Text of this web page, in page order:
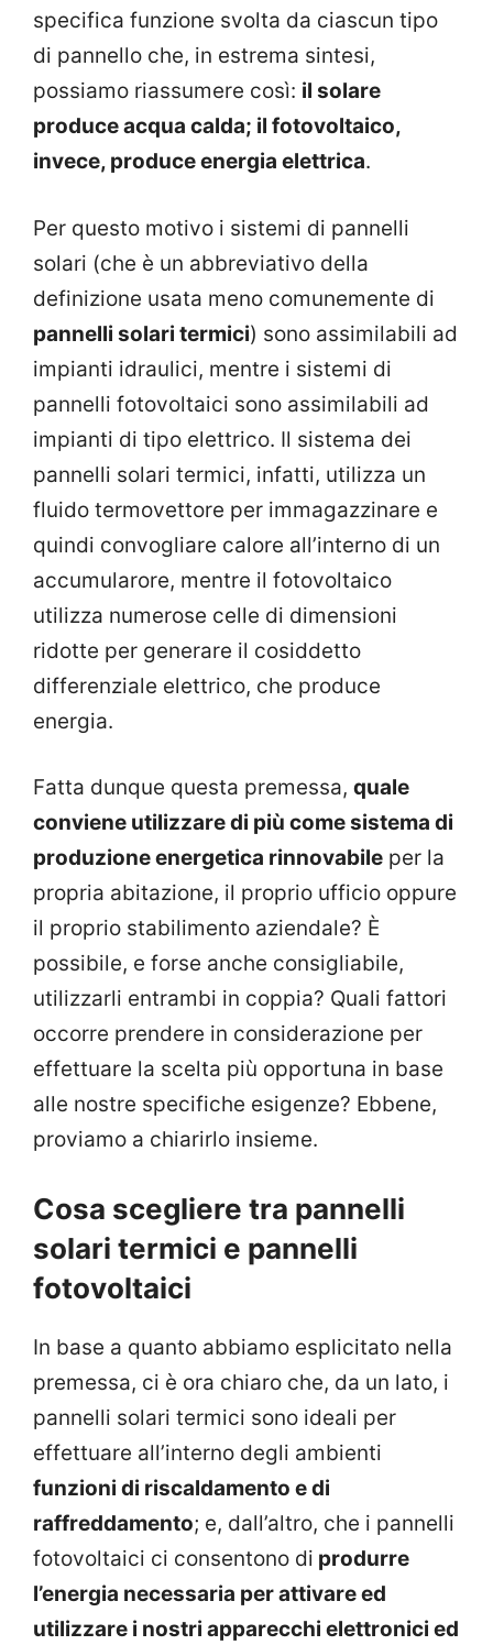
specifica funzione svolta da ciascun tipo
di pannello che, in estrema sintesi,
possiamo riassumere così: il solare
produce acqua calda; il fotovoltaico,
invece, produce energia elettrica.
Per questo motivo i sistemi di pannelli
solari (che è un abbreviativo della
definizione usata meno comunemente di
pannelli solari termici) sono assimilabili ad
impianti idraulici, mentre i sistemi di
pannelli fotovoltaici sono assimilabili ad
impianti di tipo elettrico. Il sistema dei
pannelli solari termici, infatti, utilizza un
fluido termovettore per immagazzinare e
quindi convogliare calore all’interno di un
accumularore, mentre il fotovoltaico
utilizza numerose celle di dimensioni
ridotte per generare il cosiddetto
differenziale elettrico, che produce
energia.
Fatta dunque questa premessa, quale
conviene utilizzare di più come sistema di
produzione energetica rinnovabile per la
propria abitazione, il proprio ufficio oppure
il proprio stabilimento aziendale? È
possibile, e forse anche consigliabile,
utilizzarli entrambi in coppia? Quali fattori
occorre prendere in considerazione per
effettuare la scelta più opportuna in base
alle nostre specifiche esigenze? Ebbene,
proviamo a chiarirlo insieme.
Cosa scegliere tra pannelli
solari termici e pannelli
fotovoltaici
In base a quanto abbiamo esplicitato nella
premessa, ci è ora chiaro che, da un lato, i
pannelli solari termici sono ideali per
effettuare all’interno degli ambienti
funzioni di riscaldamento e di
raffreddamento; e, dall’altro, che i pannelli
fotovoltaici ci consentono di produrre
l’energia necessaria per attivare ed
utilizzare i nostri apparecchi elettronici ed